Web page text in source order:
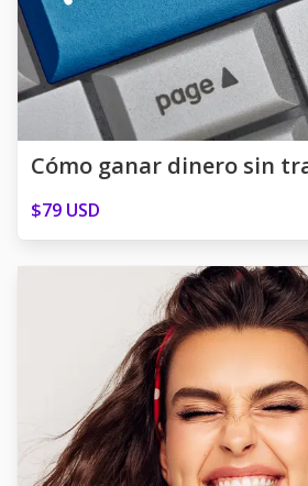
Cómo ganar dinero sin
$79 USD